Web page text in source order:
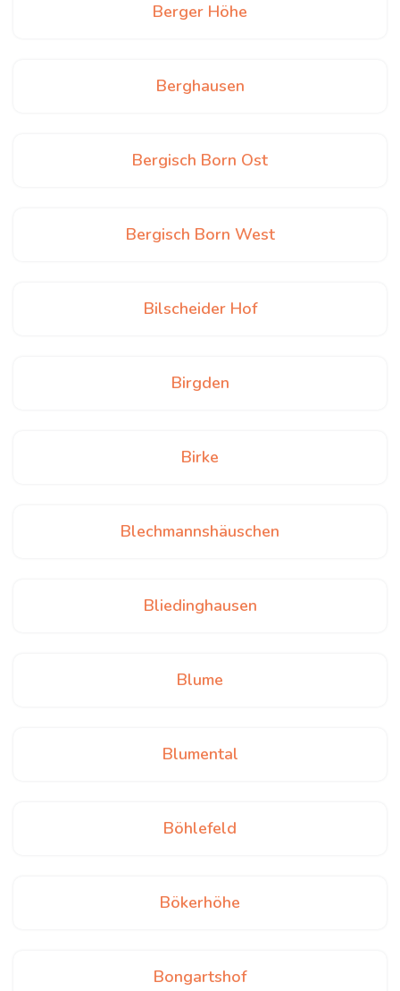
Berger Höhe
Berghausen
Bergisch Born Ost
Bergisch Born West
Bilscheider Hof
Birgden
Birke
Blechmannshäuschen
Bliedinghausen
Blume
Blumental
Böhlefeld
Bökerhöhe
Bongartshof